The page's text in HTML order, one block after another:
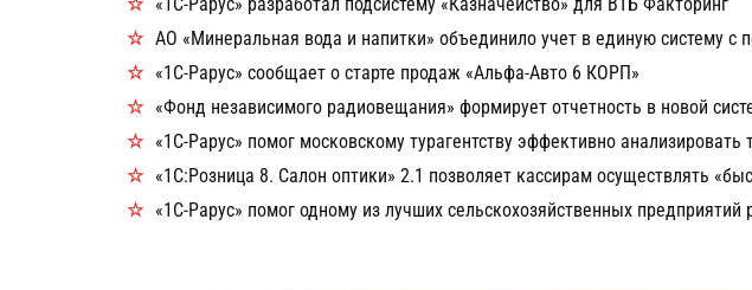
АО «Минеральная вода и напитки» объединило учет в единую систему с
«1С-Рарус» сообщает о старте продаж «Альфа-Авто 6 КОРП»
«Фонд независимого радиовещания» формирует отчетность в новой
«1С-Рарус» помог московскому турагентству эффективно
«1С:Розница 8. Салон оптики» 2.1 позволяет кассирам осуществлять
«1С-Рарус» помог одному из лучших сельскохозяйственных предприятий